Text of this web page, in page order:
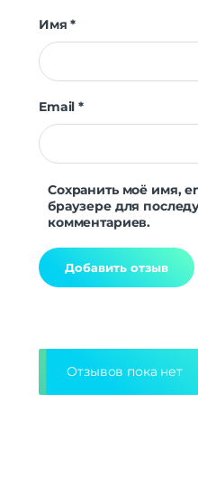
Имя*
Email*
Сохранить моё имя,
браузере для
комментариев.
Отзывов пока нет